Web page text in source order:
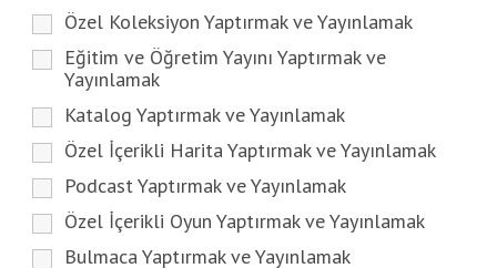
Özel Koleksiyon Yaptırmak ve Yayınlamak
Eğitim ve Öğretim Yayını Yaptırmak ve
Yayınlamak
Katalog Yaptırmak ve Yayınlamak
Özel İçerikli Harita Yaptırmak ve Yayınlamak
Podcast Yaptırmak ve Yayınlamak
Özel İçerikli Oyun Yaptırmak ve Yayınlamak
Bulmaca Yaptırmak ve Yayınlamak